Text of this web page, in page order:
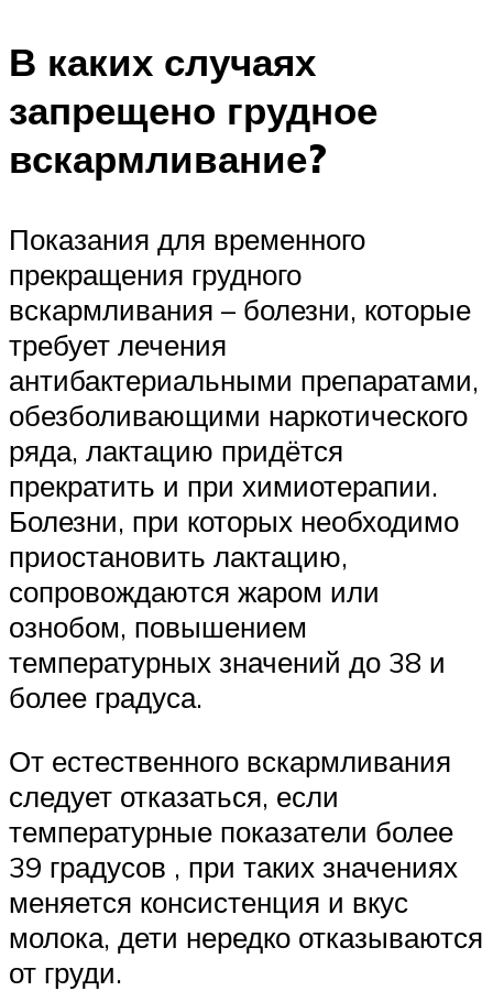
В каких случаях
запрещено грудное
вскармливание?
Показания для временного
прекращения грудного
вскармливания – болезни, которые
требует лечения
антибактериальными препаратами,
обезболивающими наркотического
ряда, лактацию придётся
прекратить и при химиотерапии.
Болезни, при которых необходимо
приостановить лактацию,
сопровождаются жаром или
ознобом, повышением
температурных значений до 38 и
более градуса.
От естественного вскармливания
следует отказаться, если
температурные показатели более
39 градусов , при таких значениях
меняется консистенция и вкус
молока, дети нередко отказываются
от груди.